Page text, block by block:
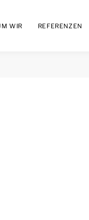
WIR REFERENZEN